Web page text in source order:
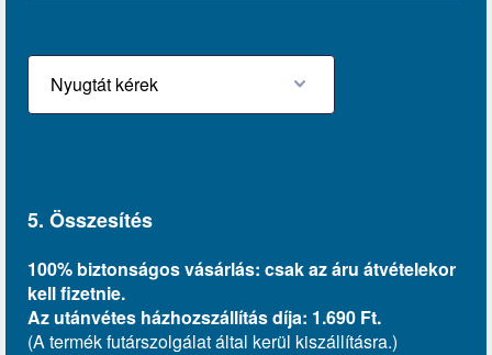
5. Összesítés
100% biztonságos vásárlás: csak az áru átvételekor
kell fizetnie.
Az utánvétes házhozszállítás díja: 1.690 Ft.
(A termék futárszolgálat által kerül kiszállításra.)